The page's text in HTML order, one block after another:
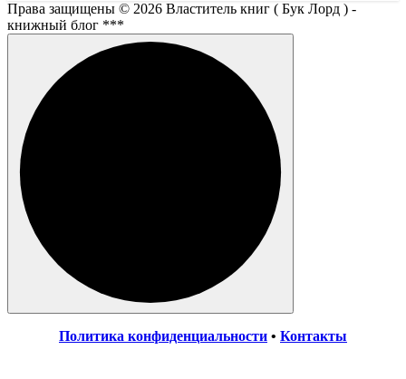
Права защищены © 2026 Властитель книг ( Бук Лорд ) -
книжный блог ***
Политика конфиденциальности • Контакты